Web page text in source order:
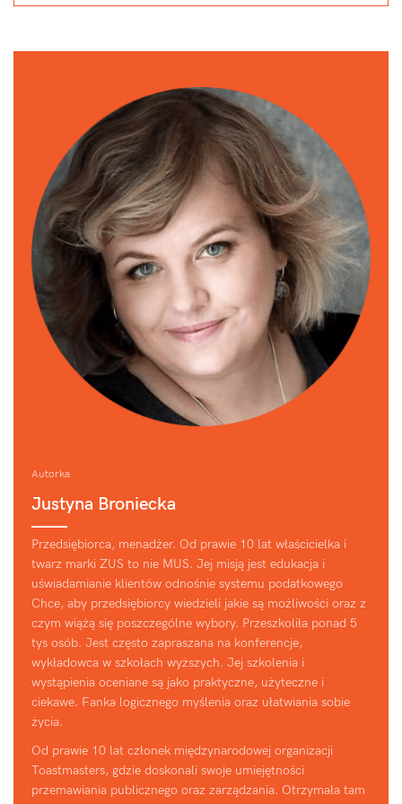
Praca charytatywna zarządu – możliwe ryzyka
Wynagrodzenie z tytułu powołania – jak to działa
Podatki i składki, a powołanie
WYNAGRODZENIE DLA WSPÓLNIKÓW
Dlaczego art. 176 KSH jest tak atrakcyjny?
Zasady art. 176 KSH: co musisz wiedzieć?
Ryzyka związane z art.176 KSH
Dlaczego art. 176 KSH jest bardziej opłacalny
ekonomicznie niż dywidenda?
Jak się zabezpieczyć w razie kontroli?
UMOWA O PRACĘ DLA ZARZĄDU LUB/I
WSPÓLNIKÓW
WSPÓLNIKÓW
Kiedy umowa zlecenie się opłaca?
Rozliczenia podatkowe i formalności
Wymogi formalne i dokumentacyjne
Porównanie umowy zlecenia i dywidendy
UMOWA ZLECENIE DLA STUDENTA LUB UCZNIA
Co to oznacza w praktyce dla Twojej spółki?
Czy zatrudnienie własnego dziecka w spółce jest
legalne?
UMOWA O DZIEŁO
Porównanie wypłaty na podstawie umowy o dzieło
Autorka
Justyna Broniecka
Przedsiębiorca, menadżer. Od prawie 10 lat właścicielka i
twarz marki ZUS to nie MUS. Jej misją jest edukacja i
uświadamianie klientów odnośnie systemu podatkowego
Chce, aby przedsiębiorcy wiedzieli jakie są możliwości oraz z
czym wiążą się poszczególne wybory. Przeszkoliła ponad 5
tys osób. Jest często zapraszana na konferencje,
wykładowca w szkołach wyższych. Jej szkolenia i
wystąpienia oceniane są jako praktyczne, użyteczne i
ciekawe. Fanka logicznego myślenia oraz ułatwiania sobie
życia.
Od prawie 10 lat członek międzynarodowej organizacji
Toastmasters, gdzie doskonali swoje umiejętności
przemawiania publicznego oraz zarządzania. Otrzymała tam